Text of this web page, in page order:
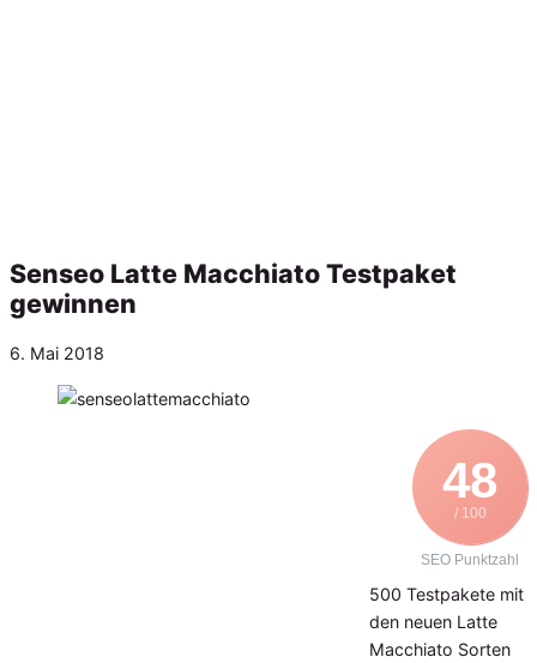
Senseo Latte Macchiato Testpaket
gewinnen
Veröffentlicht
6. Mai 2018
48
/ 100
SEO Punktzahl
500 Testpakete mit
den neuen Latte
Macchiato Sorten